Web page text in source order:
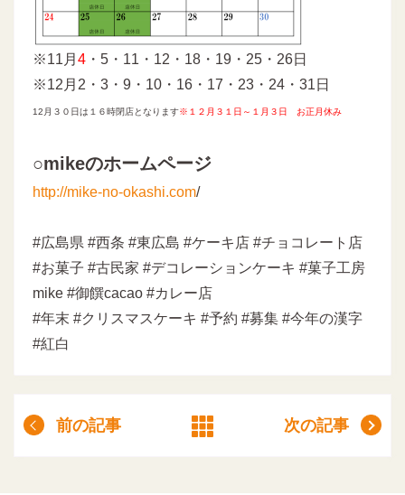
※11月 4 ・5・11・12・18・19・25・26日
※12月2・3・9・10・16・17・23・24・31日
12月３０日は１６時閉店となります※ １２月３１日～１月３日 お正月休み
○mikeのホームページ
http://mike-no-okashi.com/
#広島県 #西条 #東広島 #ケーキ店 #チョコレート店
#お菓子 #古民家 #デコレーションケーキ #菓子工房
mike #御饌cacao #カレー店
#年末 #クリスマスケーキ #予約 #募集 #今年の漢字
#紅白
前の記事 次の記事